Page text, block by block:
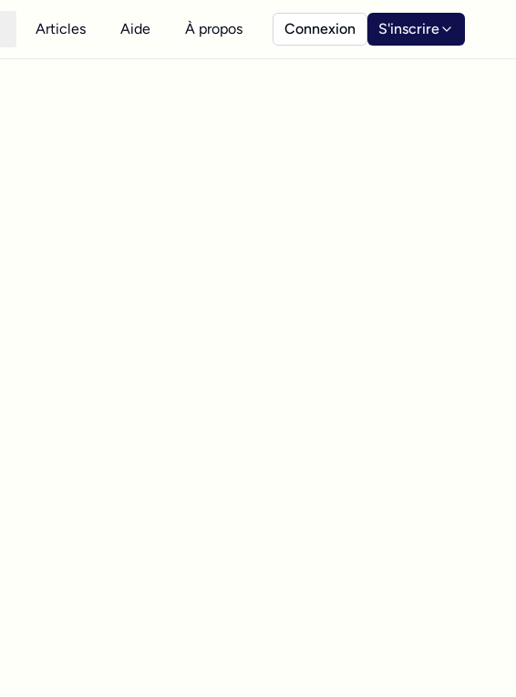
Articles Aide À propos Connexion S'inscrire